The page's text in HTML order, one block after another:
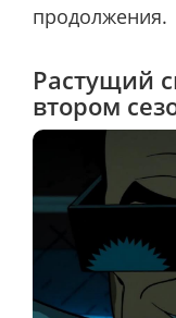
продолжения.
Растущий
втором